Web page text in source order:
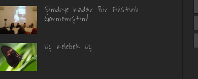
Şimdiye Kadar Bir Filistinli
Görmemiştim!
Uç Kelebek Uç